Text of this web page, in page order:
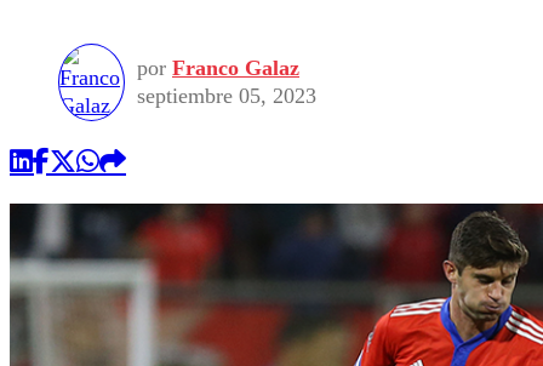
Seleccion Chilena
Torneo Internacional
Economía
Internacional
Publicaciones en medios
Opinión
por Franco Galaz
septiembre 05, 2023